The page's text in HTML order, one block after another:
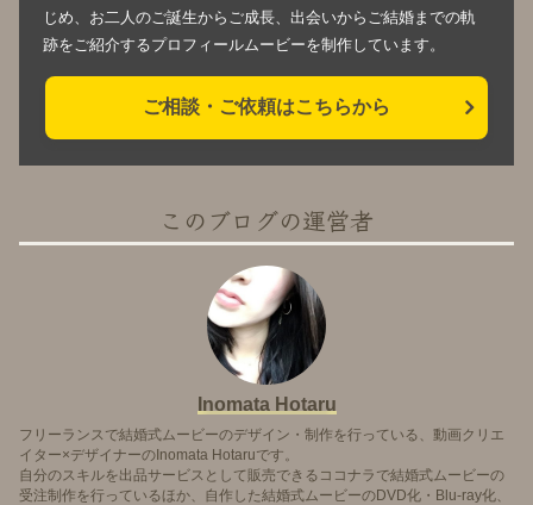
じめ、お二人のご誕生からご成長、出会いからご結婚までの軌
跡をご紹介するプロフィールムービーを制作しています。
ご相談・ご依頼はこちらから
このブログの運営者
Inomata Hotaru
フリーランスで結婚式ムービーのデザイン・制作を行っている、動画クリエ
イター×デザイナーのInomata Hotaruです。
自分のスキルを出品サービスとして販売できるココナラで結婚式ムービーの
受注制作を行っているほか、自作した結婚式ムービーのDVD化・Blu-ray化、